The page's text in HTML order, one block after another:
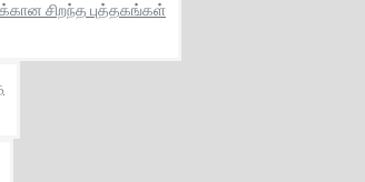
சிறந்த புத்தகங்கள்